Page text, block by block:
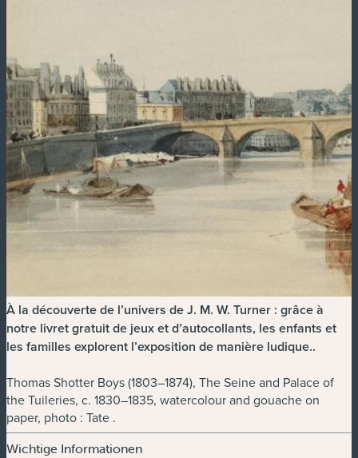
À la découverte de l’univers de J. M. W. Turner : grâce à
notre livret gratuit de jeux et d’autocollants, les enfants et
les familles explorent l’exposition de manière ludique..
Thomas Shotter Boys (1803–1874), The Seine and Palace of
the Tuileries, c. 1830–1835, watercolour and gouache on
paper, photo : Tate .
Wichtige Informationen